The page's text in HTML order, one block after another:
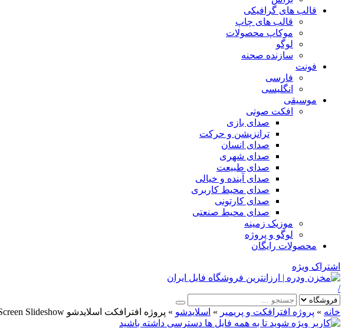
قالب های گرافیکی
قالب های چاپ
موکاپ محصولات
لوگو
سازنده صحنه
فونت
فارسی
انگلیسی
موسیقی
افکت صوتی
صدای بازی
ترانزیشن و حرکت
صدای انسان
صدای شهری
صدای طبیعت
صدای آینده و خیالی
صدای محیط کاربری
صدای کارتونی
صدای محیط صنعتی
موزیک زمینه
لوگو و پروژه
محصولات رایگان
اشتراک ویژه
/
خانه » پروژه افترافکت و پریمیر » اسلایدشو » پروژه افترافکت اسلایدشو Multi Screen Slideshow